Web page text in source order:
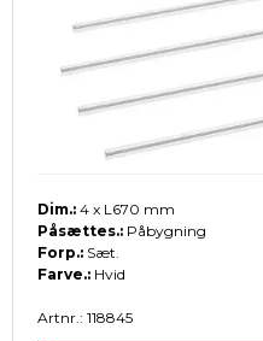
Dim.: 4 x L670 mm
Påsættes.: Påbygning
Forp.: Sæt.
Farve.: Hvid
Artnr.: 118845